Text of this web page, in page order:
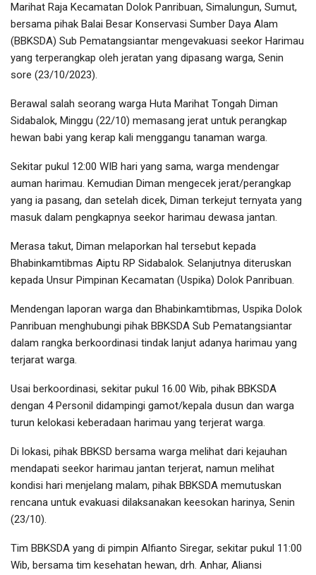
Marihat Raja Kecamatan Dolok Panribuan, Simalungun, Sumut,
bersama pihak Balai Besar Konservasi Sumber Daya Alam
(BBKSDA) Sub Pematangsiantar mengevakuasi seekor Harimau
yang terperangkap oleh jeratan yang dipasang warga, Senin
sore (23/10/2023).
Berawal salah seorang warga Huta Marihat Tongah Diman
Sidabalok, Minggu (22/10) memasang jerat untuk perangkap
hewan babi yang kerap kali menggangu tanaman warga.
Sekitar pukul 12:00 WIB hari yang sama, warga mendengar
auman harimau. Kemudian Diman mengecek jerat/perangkap
yang ia pasang, dan setelah dicek, Diman terkejut ternyata yang
masuk dalam pengkapnya seekor harimau dewasa jantan.
Merasa takut, Diman melaporkan hal tersebut kepada
Bhabinkamtibmas Aiptu RP Sidabalok. Selanjutnya diteruskan
kepada Unsur Pimpinan Kecamatan (Uspika) Dolok Panribuan.
Mendengan laporan warga dan Bhabinkamtibmas, Uspika Dolok
Panribuan menghubungi pihak BBKSDA Sub Pematangsiantar
dalam rangka berkoordinasi tindak lanjut adanya harimau yang
terjarat warga.
Usai berkoordinasi, sekitar pukul 16.00 Wib, pihak BBKSDA
dengan 4 Personil didampingi gamot/kepala dusun dan warga
turun kelokasi keberadaan harimau yang terjerat warga.
Di lokasi, pihak BBKSD bersama warga melihat dari kejauhan
mendapati seekor harimau jantan terjerat, namun melihat
kondisi hari menjelang malam, pihak BBKSDA memutuskan
rencana untuk evakuasi dilaksanakan keesokan harinya, Senin
(23/10).
Tim BBKSDA yang di pimpin Alfianto Siregar, sekitar pukul 11:00
Wib, bersama tim kesehatan hewan, drh. Anhar, Aliansi